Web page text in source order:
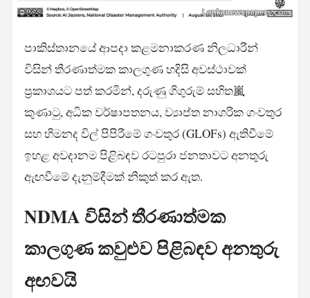
පාකිස්තානයේ ආපදා කළමනාකරණ නිලධාරීන්
විසින් තීරණාත්මක කාලගුණ හදිසි අවස්ථාවක්
ප්‍රකාශයට පත් කරමින්, දරුණු ගිගුරුම් සහිත嵐
කුණාටු, අධික වර්ෂාපතනය, ව්‍යාප්ත නාගරික ගංවතුර
සහ හිමනද විල් පිපිරීමේ ගංවතුර (GLOFs) ඇතිවීමේ
ඉහළ අවදානම පිළිබඳව රටපුරා ජනතාවට අනතුරු
ඇඟවීමේ දැනුම්දීමක් නිකුත් කර ඇත.
NDMA විසින් තීරණාත්මක
කාලගුණ කවුළුව පිළිබඳව අනතුරු
අඟවයි